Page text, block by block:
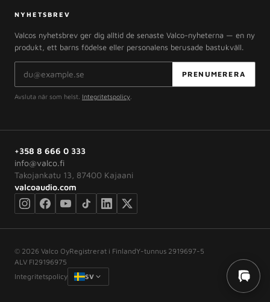
NYHETSBREV
Valcos nyhetsbrev ger dig alltid de senaste Valco-nyheterna — en ny
produkt, ett barns födelse eller personalens berusade bastukväll.
E-postadress PRENUMERERA
Avsluta när som helst. Integritetspolicy
+358 8 666 0 333
info@valco.fi
Takojankatu 13, 87400 Kajaani
valcoaudio.com
© 2026 Valco OyRegistrerat i FinlandY-tunnus 2919697-5
ALV FI29196975
Integritetspolicy
SV